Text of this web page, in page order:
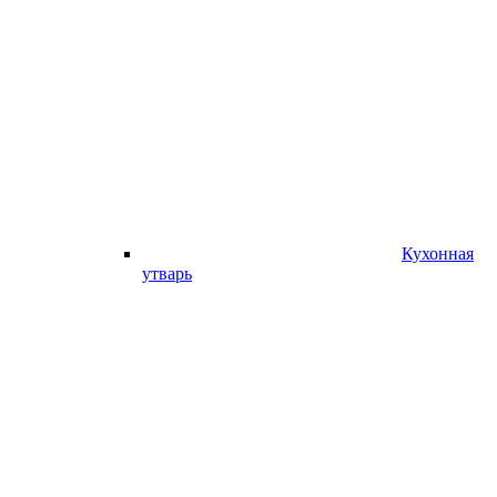
Кухонная
утварь